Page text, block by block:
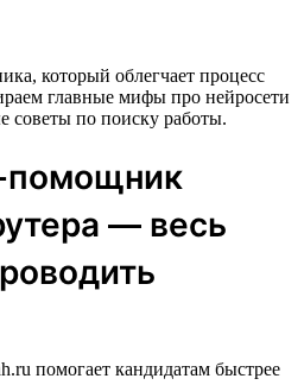
который облегчает процесс
главные мифы про нейросети
советы по поиску работы.
— весь
помогает кандидатам быстрее